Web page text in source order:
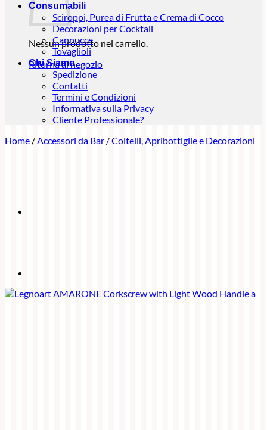
Nessun prodotto nel carrello.
Ritorna al negozio
Consumabili
Sciroppi, Purea di Frutta e Crema di Cocco
Decorazioni per Cocktail
Cannucce
Tovaglioli
Chi Siamo
Spedizione
Contatti
Termini e Condizioni
Informativa sulla Privacy
Cliente Professionale?
Home /Accessori da Bar /Coltelli, Apribottiglie e Decorazioni